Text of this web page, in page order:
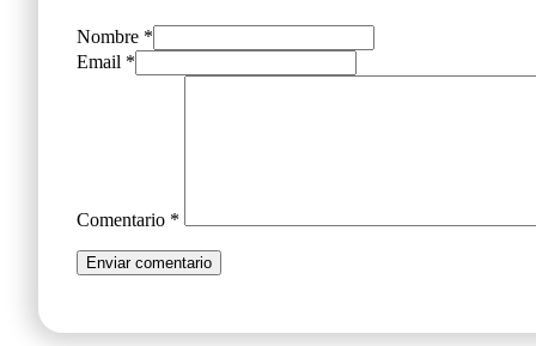
Nombre *
Email *
Comentario *